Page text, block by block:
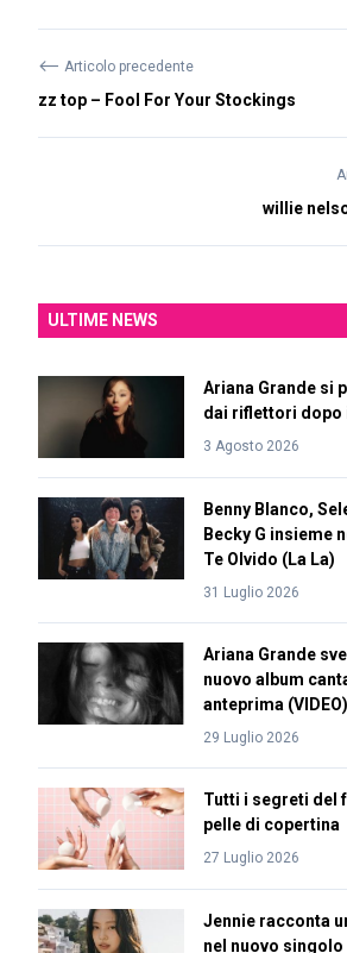
⟵ Articolo precedente
zz top – Fool For Your Stockings
willie
ULTIME NEWS
Ariana Grande si
dai riflettori dopo
3 Agosto 2026
Benny Blanco,
Becky G insieme
Te Olvido (La La)
31 Luglio 2026
Ariana Grande
nuovo album
anteprima (VIDEO)
29 Luglio 2026
Tutti i segreti del
pelle di copertina
27 Luglio 2026
Jennie racconta
nel nuovo singolo